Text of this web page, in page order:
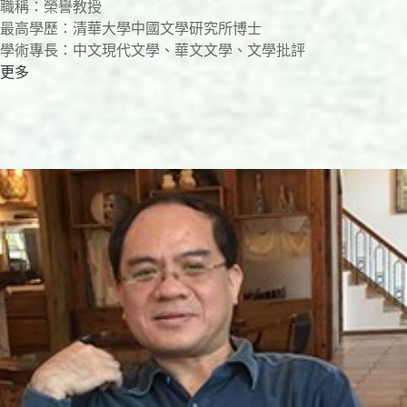
職稱：榮譽教授
最高學歷：清華大學中國文學研究所博士
學術專長：中文現代文學、華文文學、文學批評
更多